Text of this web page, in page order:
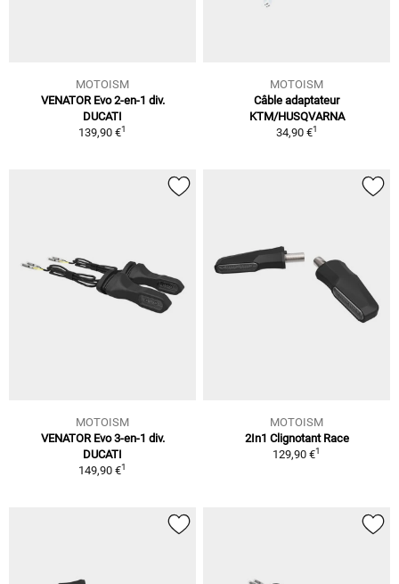
MOTOISM
VENATOR Evo 2-en-1 div.
DUCATI
139,90 €1
MOTOISM
Câble adaptateur
KTM/HUSQVARNA
34,90 €1
MOTOISM
VENATOR Evo 3-en-1 div.
DUCATI
149,90 €1
MOTOISM
2In1 Clignotant Race
129,90 €1